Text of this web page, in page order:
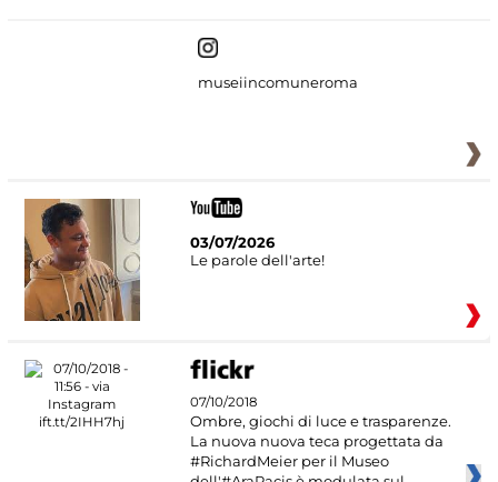
museiincomuneroma
03/07/2026
Le parole dell'arte!
07/10/2018
Ombre, giochi di luce e trasparenze.
La nuova nuova teca progettata da
#RichardMeier per il Museo